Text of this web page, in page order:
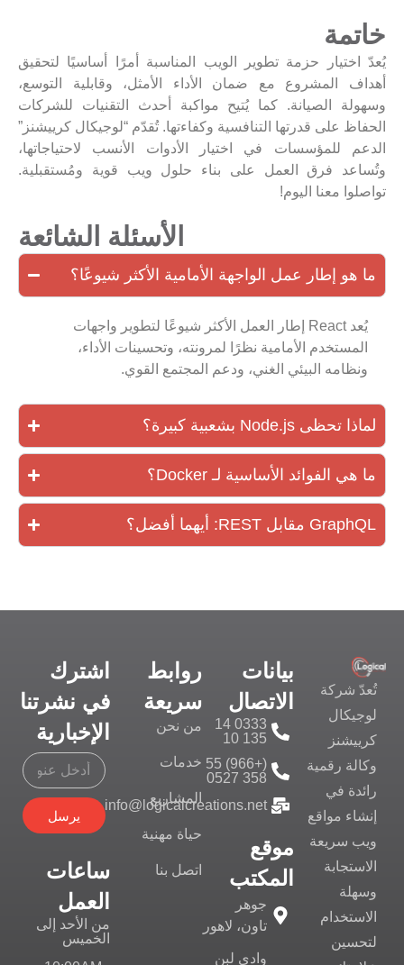
خاتمة
يُعدّ اختيار حزمة تطوير الويب المناسبة أمرًا أساسيًا لتحقيق
أهداف المشروع مع ضمان الأداء الأمثل، وقابلية التوسع،
وسهولة الصيانة. كما يُتيح مواكبة أحدث التقنيات للشركات
الحفاظ على قدرتها التنافسية وكفاءتها. تُقدّم “لوجيكال كرييشنز”
الدعم للمؤسسات في اختيار الأدوات الأنسب لاحتياجاتها،
وتُساعد فرق العمل على بناء حلول ويب قوية ومُستقبلية.
تواصلوا معنا اليوم!
الأسئلة الشائعة
ما هو إطار عمل الواجهة الأمامية الأكثر شيوعًا؟
يُعد React إطار العمل الأكثر شيوعًا لتطوير واجهات
المستخدم الأمامية نظرًا لمرونته، وتحسينات الأداء،
ونظامه البيئي الغني، ودعم المجتمع القوي.
لماذا تحظى Node.js بشعبية كبيرة؟
ما هي الفوائد الأساسية لـ Docker؟
GraphQL مقابل REST: أيهما أفضل؟
تُعدّ شركة
لوجيكال
كرييشنز
وكالة رقمية
رائدة في
إنشاء مواقع
ويب سريعة
الاستجابة
وسهلة
الاستخدام
لتحسين
بيانات
الاتصال
0333 14
135 10
(+966) 55
358 0527
info@logicalcreations.net
موقع
المكتب
جوهر
تاون، لاهور
وادي لبن
روابط
سريعة
من نحن
خدمات
المشاريع
حياة مهنية
اتصل بنا
اشترك
في نشرتنا
الإخبارية
يرسل
ساعات
العمل
من الأحد إلى
الخميس